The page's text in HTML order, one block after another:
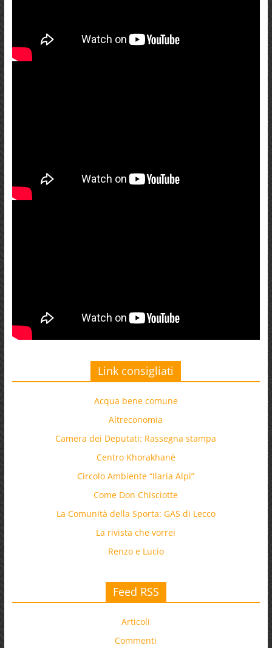
Link consigliati
Acqua bene comune
Altreconomia
Camera dei Deputati: Rassegna stampa
Centro Khorakhanè
Circolo Ambiente “Ilaria Alpi”
Come Don Chisciotte
La Comunità della Sporta: GAS di Lecco
La rivista che vorrei
Renzo e Lucio
Feed RSS
Articoli
Commenti